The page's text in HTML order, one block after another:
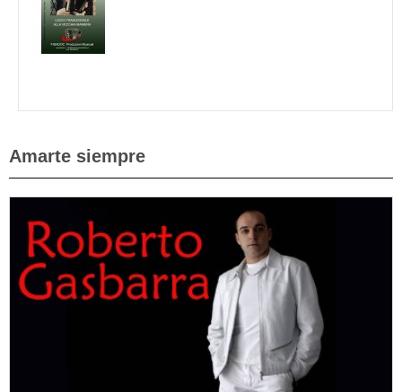
Amarte siempre